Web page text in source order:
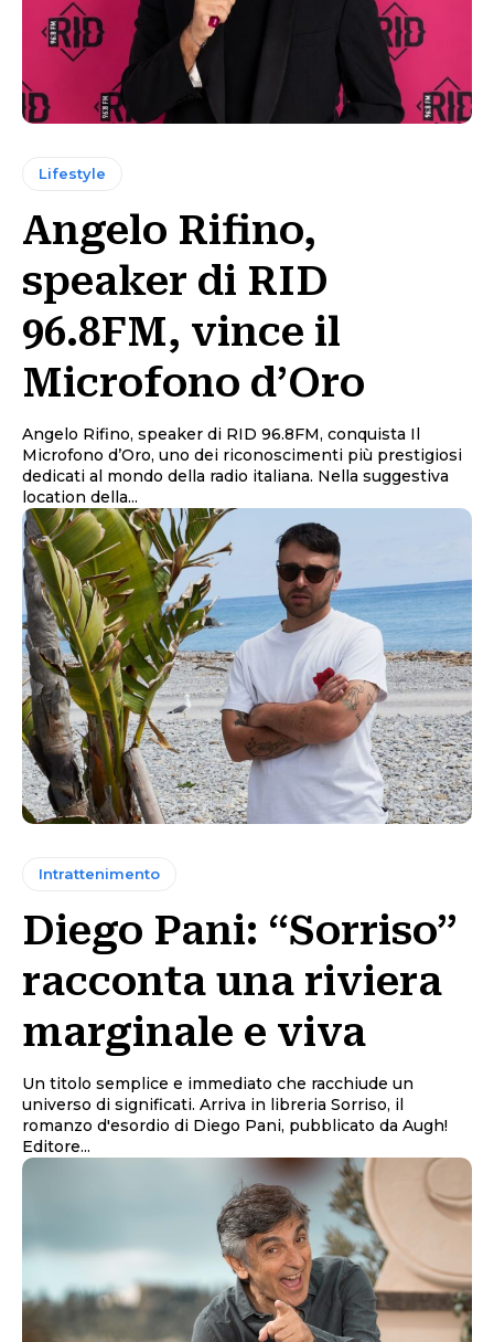
Lifestyle
Angelo Rifino,
speaker di RID
96.8FM, vince il
Microfono d’Oro
Angelo Rifino, speaker di RID 96.8FM, conquista Il
Microfono d’Oro, uno dei riconoscimenti più prestigiosi
dedicati al mondo della radio italiana. Nella suggestiva
location della...
Intrattenimento
Diego Pani: “Sorriso”
racconta una riviera
marginale e viva
Un titolo semplice e immediato che racchiude un
universo di significati. Arriva in libreria Sorriso, il
romanzo d'esordio di Diego Pani, pubblicato da Augh!
Editore...